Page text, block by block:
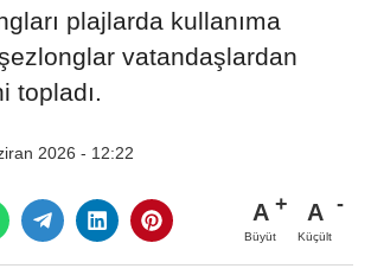
plajlarda kullanıma
vatandaşlardan
topladı.
2026 - 12:22
A
Büyüt
A
Küçült